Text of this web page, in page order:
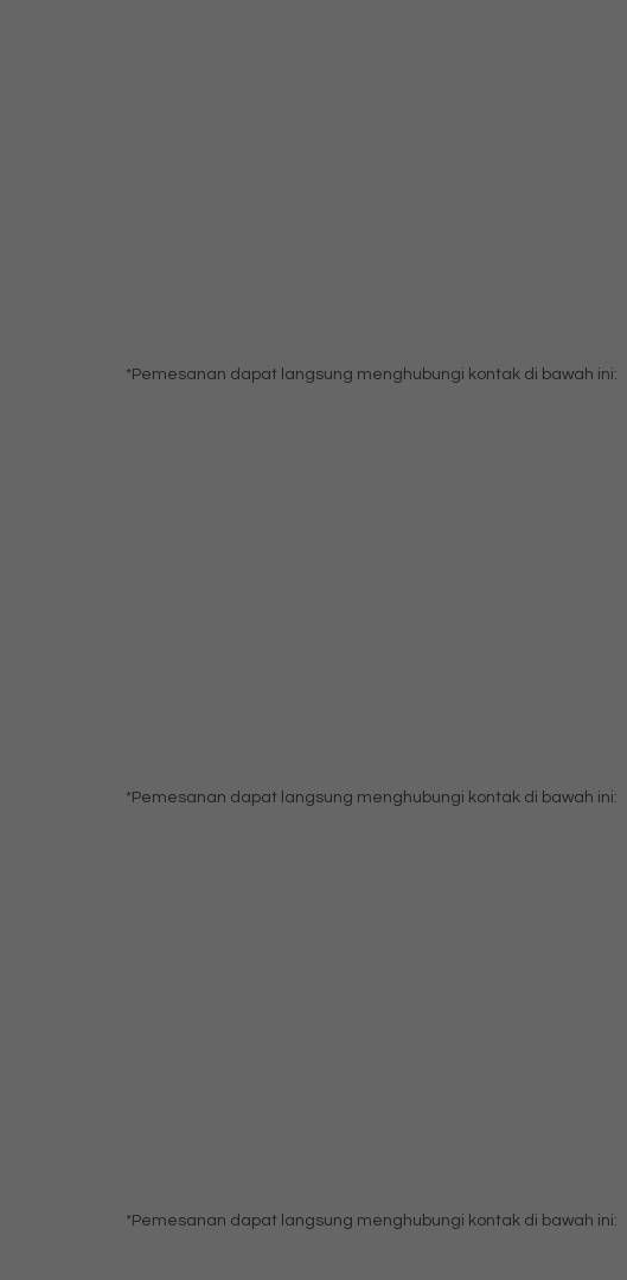
*Pemesanan dapat langsung menghubungi kontak di bawah ini:
*Pemesanan dapat langsung menghubungi kontak di bawah ini:
*Pemesanan dapat langsung menghubungi kontak di bawah ini: